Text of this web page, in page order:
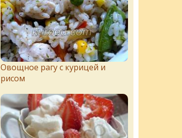
Овощное рагу с курицей и
рисом